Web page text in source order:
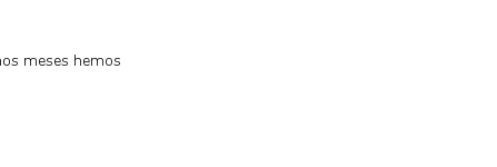
meses hemos